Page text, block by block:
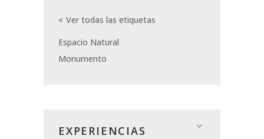
Ver todas las etiquetas
Espacio Natural
Monumento
EXPERIENCIAS